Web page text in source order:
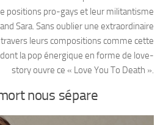
positions pro-gays et leur militantisme
Sara. Sans oublier une extraordinaire
leurs compositions comme cette
la pop énergique en forme de love-
story ouvre ce « Love You To Death ».
nous sépare